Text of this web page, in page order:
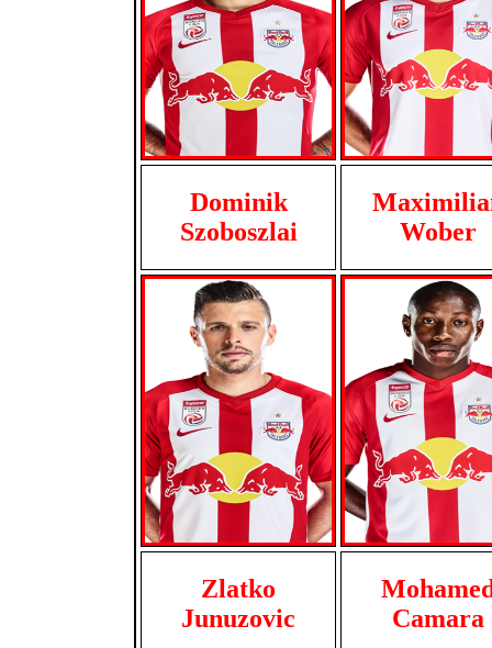
Dominik
Szoboszlai
Wober
Zlatko
Junuzovic
Camara